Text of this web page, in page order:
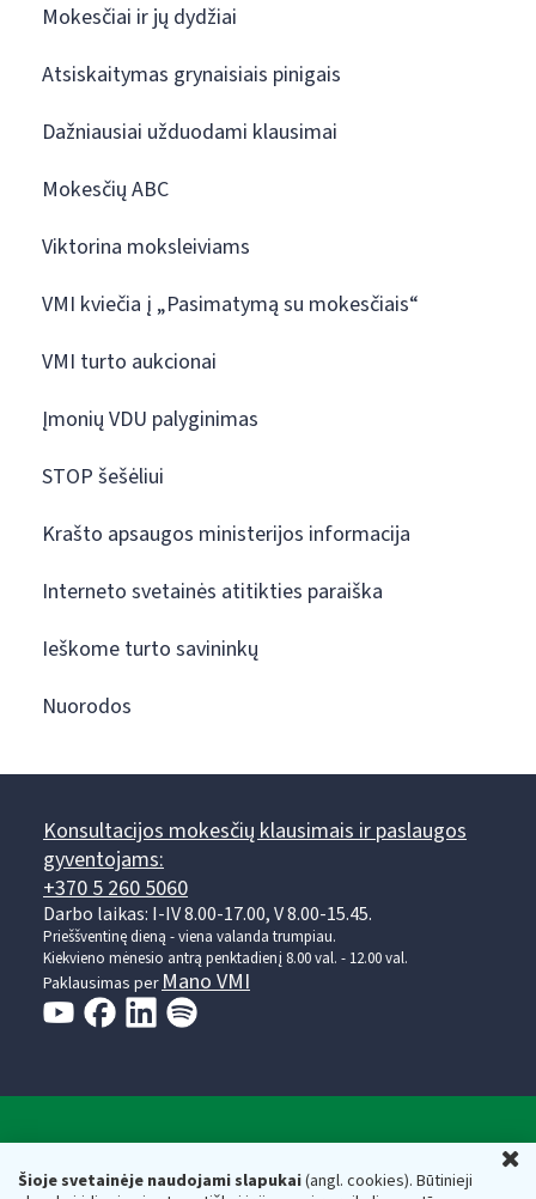
Šioje svetainėje naudojami slapukai(angl. cookies). Būtinieji
Mokesčiai ir jų dydžiai
Atsiskaitymas grynaisiais pinigais
Dažniausiai užduodami klausimai
Mokesčių ABC
Viktorina moksleiviams
VMI kviečia į „Pasimatymą su mokesčiais“
VMI turto aukcionai
Įmonių VDU palyginimas
STOP šešėliui
Krašto apsaugos ministerijos informacija
Interneto svetainės atitikties paraiška
Ieškome turto savininkų
Nuorodos
Konsultacijos mokesčių klausimais ir paslaugos
gyventojams:
+370 5 260 5060
Darbo laikas: I-IV 8.00-17.00, V 8.00-15.45.
Prieššventinę dieną - viena valanda trumpiau.
Kiekvieno mėnesio antrą penktadienį 8.00 val. - 12.00 val.
Paklausimas per Mano VMI
Respublikos finansų ministerijos